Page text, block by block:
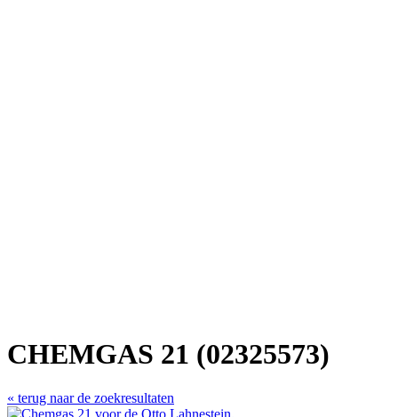
CHEMGAS 21 (02325573)
« terug naar de zoekresultaten